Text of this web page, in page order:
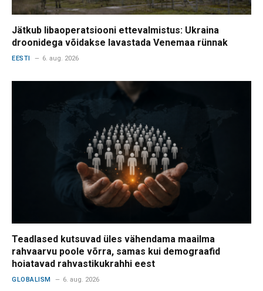
Jätkub libaoperatsiooni ettevalmistus: Ukraina
droonidega võidakse lavastada Venemaa rünnak
EESTI 6. aug. 2026
Teadlased kutsuvad üles vähendama maailma
rahvaarvu poole võrra, samas kui demograafid
hoiatavad rahvastikukrahhi eest
GLOBALISM 6. aug. 2026